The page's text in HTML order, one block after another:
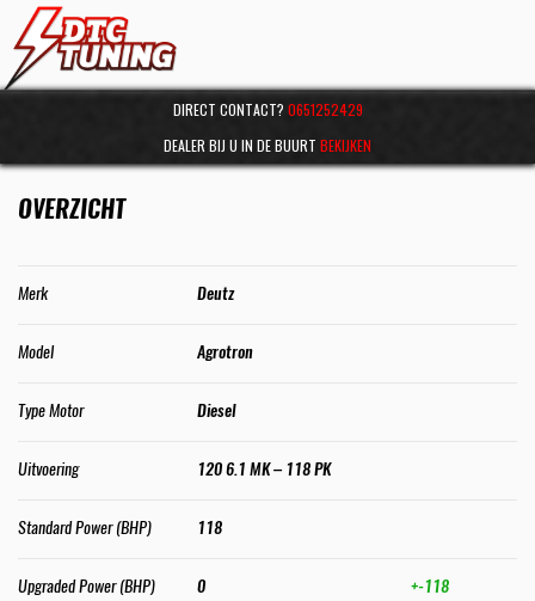
DIRECT CONTACT? 0651252429
DEALER BIJ U IN DE BUURT BEKIJKEN
OVERZICHT
Merk Deutz
Model Agrotron
Type Motor Diesel
Uitvoering 120 6.1 MK – 118 PK
Standard Power (BHP) 118
Upgraded Power (BHP) 0 +-118